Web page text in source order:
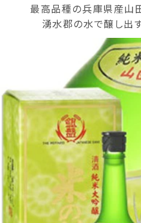
最高品種の兵庫県産山
湧水郡の水で醸し出